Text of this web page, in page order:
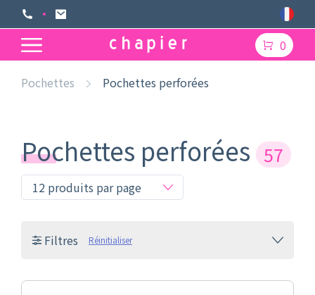
0
Pochettes Pochettes perforées
Pochettes perforées 57
Filtres Réinitialiser